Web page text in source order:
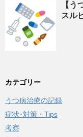
【う
スル
カテゴリー
うつ病治療の記録
症状･対策・Tips
考察